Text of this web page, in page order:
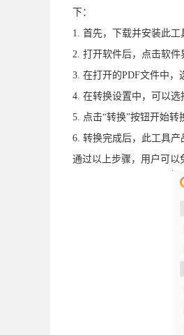
下：
1. 首先，下载并安装此工
2. 打开软件后，点击软件
3. 在打开的PDF文件中，
4. 在转换设置中，可以选
5. 点击“转换”按钮开始转
6. 转换完成后，此工具产
通过以上步骤，用户可以